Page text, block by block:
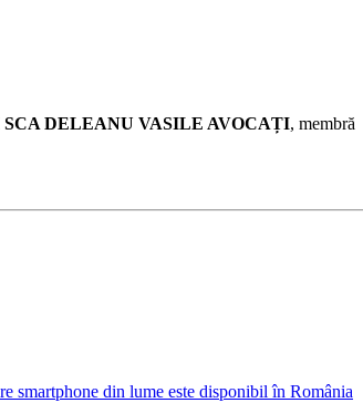
SCA DELEANU VASILE AVOCAȚI, membră
smartphone din lume este disponibil în România